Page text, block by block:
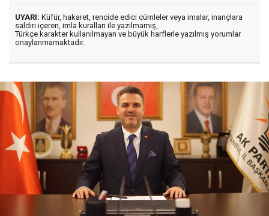
UYARI: Küfür, hakaret, rencide edici cümleler veya imalar, inançlara
saldırı içeren, imla kuralları ile yazılmamış,
Türkçe karakter kullanılmayan ve büyük harflerle yazılmış yorumlar
onaylanmamaktadır.